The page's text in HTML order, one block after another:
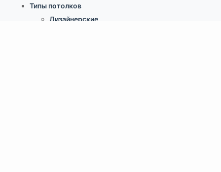
Типы потолков
Дизайнерские